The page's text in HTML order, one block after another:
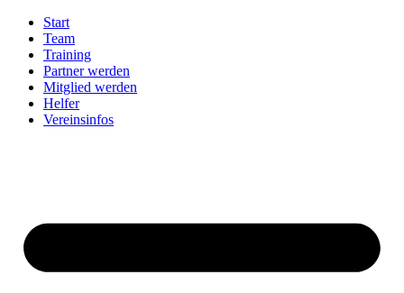
Start
Team
Training
Partner werden
Mitglied werden
Helfer
Vereinsinfos